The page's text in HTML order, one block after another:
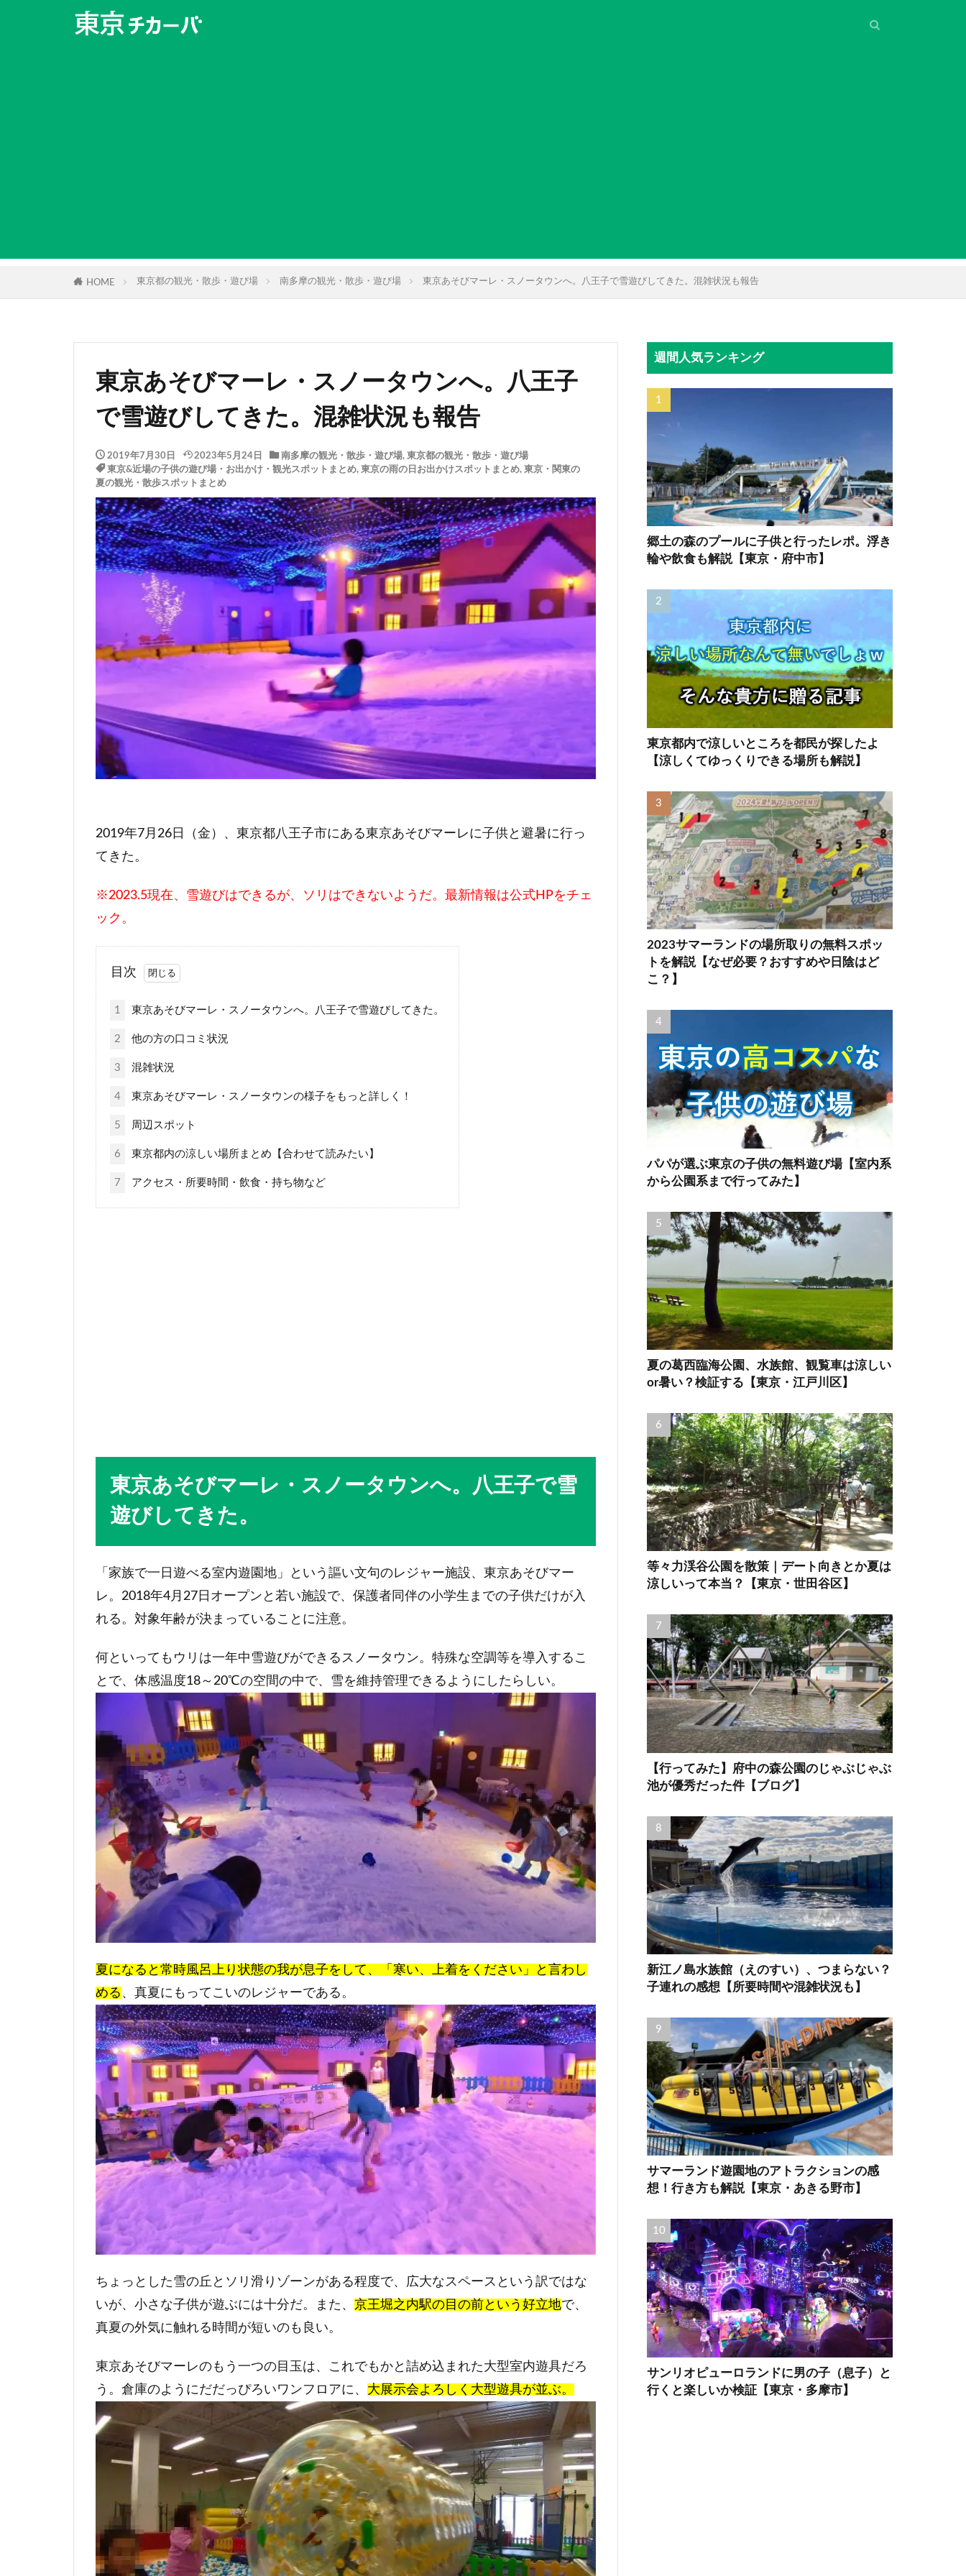
HOME 東京都の観光・散歩・遊び場 南多摩の観光・散歩・遊び場 東京あそびマーレ・スノータウンへ。八王子で雪遊びしてきた。混雑状況も報告
東京あそびマーレ・スノータウンへ。八王子
で雪遊びしてきた。混雑状況も報告
2019年7月30日 2023年5月24日 南多摩の観光・散歩・遊び場, 東京都の観光・散歩・遊び場
東京&近場の子供の遊び場・お出かけ・観光スポットまとめ, 東京の雨の日お出かけスポットまとめ, 東京・関東の
夏の観光・散歩スポットまとめ
2019年7月26日（金）、東京都八王子市にある東京あそびマーレに子供と避暑に行っ
てきた。
※2023.5現在、雪遊びはできるが、ソリはできないようだ。最新情報は公式HPをチェ
ック。
目次
1 東京あそびマーレ・スノータウンへ。八王子で雪遊びしてきた。
2 他の方の口コミ状況
3 混雑状況
4 東京あそびマーレ・スノータウンの様子をもっと詳しく！
5 周辺スポット
6 東京都内の涼しい場所まとめ【合わせて読みたい】
7 アクセス・所要時間・飲食・持ち物など
東京あそびマーレ・スノータウンへ。八王子で雪
遊びしてきた。
「家族で一日遊べる室内遊園地」という謳い文句のレジャー施設、東京あそびマー
レ。2018年4月27日オープンと若い施設で、保護者同伴の小学生までの子供だけが入
れる。対象年齢が決まっていることに注意。
何といってもウリは一年中雪遊びができるスノータウン。特殊な空調等を導入するこ
とで、体感温度18～20℃の空間の中で、雪を維持管理できるようにしたらしい。
夏になると常時風呂上り状態の我が息子をして、「寒い、上着をください」と言わし
める 、真夏にもってこいのレジャーである。
ちょっとした雪の丘とソリ滑りゾーンがある程度で、広大なスペースという訳ではな
いが、小さな子供が遊ぶには十分だ。また、 京王堀之内駅の目の前という好立地で、
真夏の外気に触れる時間が短いのも良い。
東京あそびマーレのもう一つの目玉は、これでもかと詰め込まれた大型室内遊具だろ
う。倉庫のようにだだっぴろいワンフロアに、 大展示会よろしく大型遊具が並ぶ。
週間人気ランキング
郷土の森のプールに子供と行ったレポ。浮き
輪や飲食も解説【東京・府中市】
東京都内で涼しいところを都民が探したよ
【涼しくてゆっくりできる場所も解説】
2023サマーランドの場所取りの無料スポッ
トを解説【なぜ必要？おすすめや日陰はど
こ？】
パパが選ぶ東京の子供の無料遊び場【室内系
から公園系まで行ってみた】
夏の葛西臨海公園、水族館、観覧車は涼しい
or暑い？検証する【東京・江戸川区】
等々力渓谷公園を散策｜デート向きとか夏は
涼しいって本当？【東京・世田谷区】
【行ってみた】府中の森公園のじゃぶじゃぶ
池が優秀だった件【ブログ】
新江ノ島水族館（えのすい）、つまらない？
子連れの感想【所要時間や混雑状況も】
サマーランド遊園地のアトラクションの感
想！行き方も解説【東京・あきる野市】
サンリオピューロランドに男の子（息子）と
行くと楽しいか検証【東京・多摩市】